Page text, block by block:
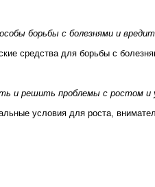
борьбы с болезнями и
средства для борьбы с
и решить проблемы с ростом и
условия для роста,